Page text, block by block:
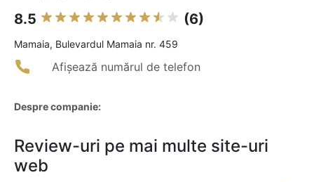
8.5 (6)
Mamaia, Bulevardul Mamaia nr. 459
Afișează numărul de telefon
Despre companie:
Review-uri pe mai multe site-uri
web